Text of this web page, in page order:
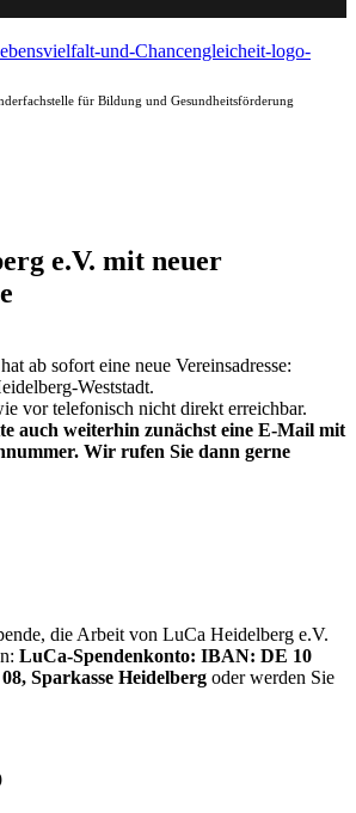
für Bildung und Gesundheitsförderung
e.V. mit neuer
ab sofort eine neue Vereinsadresse:
Weststadt.
vor telefonisch nicht direkt erreichbar.
auch weiterhin zunächst eine E-Mail mit
Wir rufen Sie dann gerne
die Arbeit von LuCa Heidelberg e.V.
LuCa-Spendenkonto: IBAN: DE 10
, Sparkasse Heidelberg oder werden Sie